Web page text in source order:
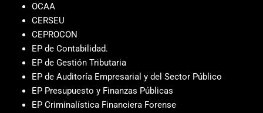
OCAA
CERSEU
CEPROCON
EP de Contabilidad.
EP de Gestión Tributaria
EP de Auditoría Empresarial y del Sector Público
EP Presupuesto y Finanzas Públicas
EP Criminalística Financiera Forense